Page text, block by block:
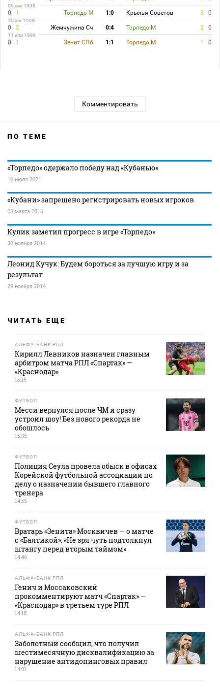
09 сен 1998
0 1 Торпедо М 1:0 Крылья Советов 3 0
15 авг 1998
0 2 Жемчужина Сч 0:4 Торпедо М 2 0
11 апр 1998
0 1 Зенит СПб 1:1 Торпедо М 1 0
Комментировать
ПО ТЕМЕ
«Торпедо» одержало победу над «Кубанью»
10 июля 2021
«Кубани» запрещено регистрировать новых игроков
03 марта 2016
Кулик заметил прогресс в игре «Торпедо»
30 ноября 2014
Леонид Кучук: Будем бороться за лучшую игру и за
результат
29 ноября 2014
ЧИТАТЬ ЕЩЕ
АЛЬФА-БАНК РПЛ
Кирилл Левников назначен главным
арбитром матча РПЛ «Спартак» —
«Краснодар»
15:15
ФУТБОЛ
Месси вернулся после ЧМ и сразу
устроил шоу! Без нового рекорда не
обошлось
15:05
ФУТБОЛ
Полиция Сеула провела обыск в офисах
Корейской футбольной ассоциации по
делу о назначении бывшего главного
тренера
14:55
ФУТБОЛ
Вратарь «Зенита» Москвичев — о матче
с «Балтикой»: «Не зря чуть подтолкнул
штангу перед вторым таймом»
14:46
АЛЬФА-БАНК РПЛ
Генич и Моссаковский
прокомментируют матч «Спартак» —
«Краснодар» в третьем туре РПЛ
14:18
АЛЬФА-БАНК РПЛ
Заболотный сообщил, что получил
шестимесячную дисквалификацию за
нарушение антидопинговых правил
14:01